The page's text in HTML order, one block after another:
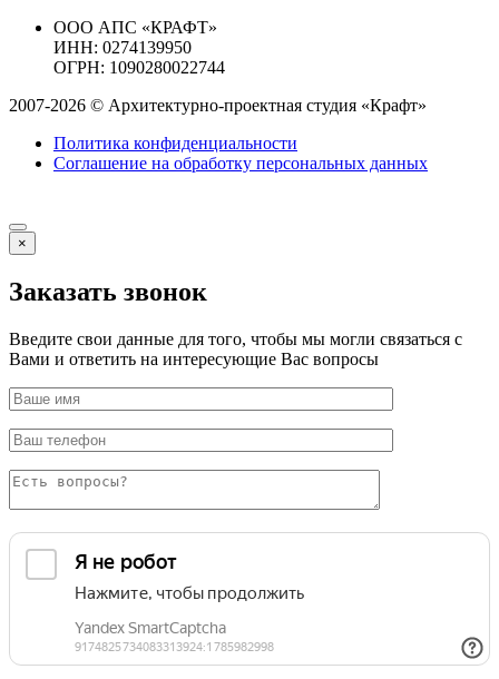
ООО АПС «КРАФТ»
ИНН: 0274139950
ОГРН: 1090280022744
2007-2026 © Архитектурно-проектная студия «Крафт»
Политика конфиденциальности
Соглашение на обработку персональных данных
×
Заказать звонок
Введите свои данные для того, чтобы мы могли связаться с
Вами и ответить на интересующие Вас вопросы